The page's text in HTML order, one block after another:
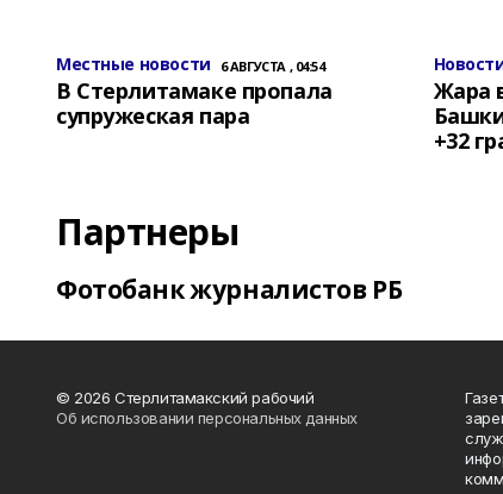
Местные новости 6 АВГУСТА , 04:54
В Стерлитамаке пропала
супружеская пара
Жара
+32
Партнеры
Фотобанк журналистов РБ
© 2026 Стерлитамакский рабочий
Об использовании персональных данных